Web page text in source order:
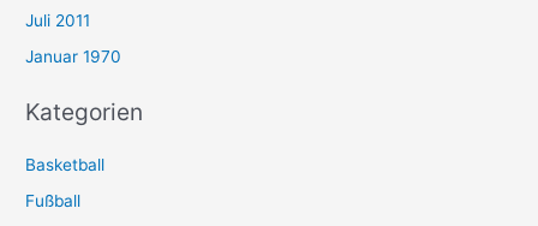
Juli 2011
Januar 1970
Kategorien
Basketball
Fußball